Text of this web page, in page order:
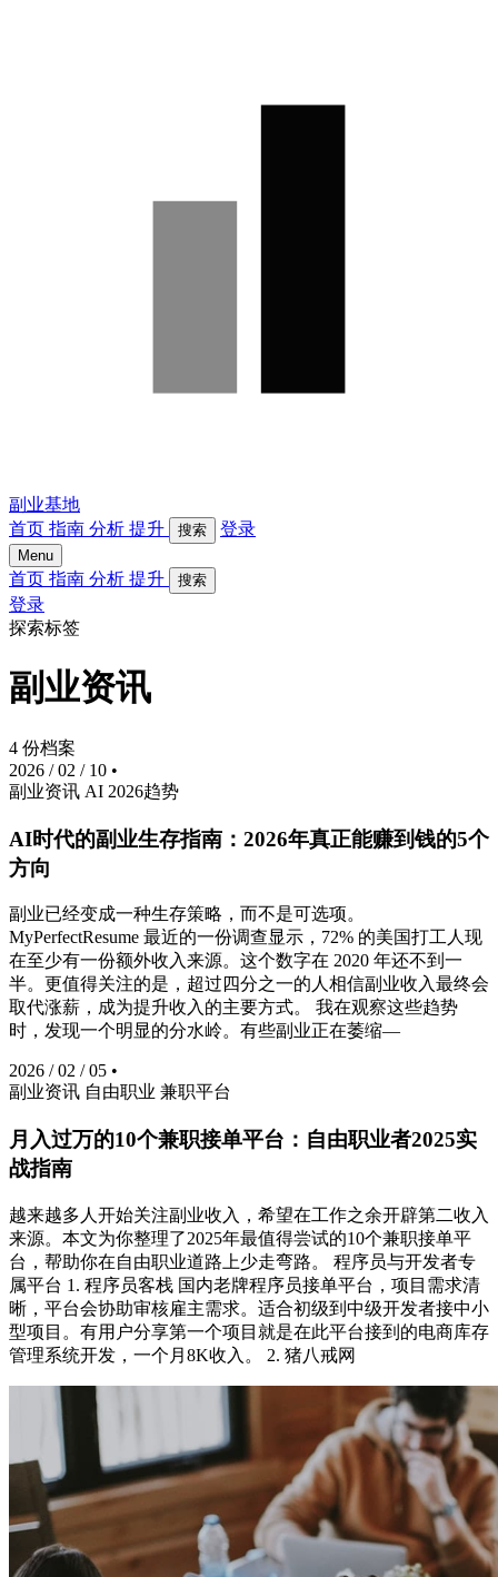
副业基地
首页 指南 分析 提升 搜索 登录
Menu
首页 指南 分析 提升 搜索
登录
探索标签
副业资讯
4 份档案
2026 / 02 / 10 •
副业资讯 AI 2026趋势
AI时代的副业生存指南：2026年真正能赚到钱的5个
方向
副业已经变成一种生存策略，而不是可选项。
MyPerfectResume 最近的一份调查显示，72% 的美国打工人现
在至少有一份额外收入来源。这个数字在 2020 年还不到一
半。更值得关注的是，超过四分之一的人相信副业收入最终会
取代涨薪，成为提升收入的主要方式。 我在观察这些趋势
时，发现一个明显的分水岭。有些副业正在萎缩—
2026 / 02 / 05 •
副业资讯 自由职业 兼职平台
月入过万的10个兼职接单平台：自由职业者2025实
战指南
越来越多人开始关注副业收入，希望在工作之余开辟第二收入
来源。本文为你整理了2025年最值得尝试的10个兼职接单平
台，帮助你在自由职业道路上少走弯路。 程序员与开发者专
属平台 1. 程序员客栈 国内老牌程序员接单平台，项目需求清
晰，平台会协助审核雇主需求。适合初级到中级开发者接中小
型项目。有用户分享第一个项目就是在此平台接到的电商库存
管理系统开发，一个月8K收入。 2. 猪八戒网